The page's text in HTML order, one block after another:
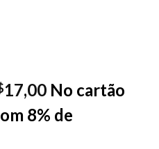
17,00 No cartão
8% de